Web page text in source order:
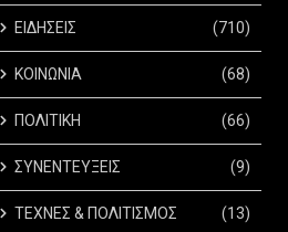
ΕΙΔΗΣΕΙΣ (710)
ΚΟΙΝΩΝΙΑ (68)
ΠΟΛΙΤΙΚΗ (66)
ΣΥΝΕΝΤΕΥΞΕΙΣ (9)
ΤΕΧΝΕΣ & ΠΟΛΙΤΙΣΜΟΣ (13)